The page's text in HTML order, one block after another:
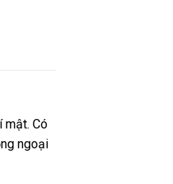
mật. Có
ngoại